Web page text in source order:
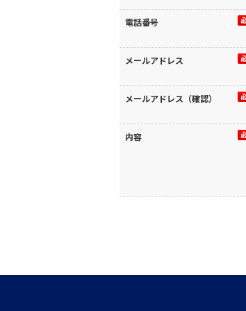
電話番号
メールアドレス
メールアドレス（確認）
内容